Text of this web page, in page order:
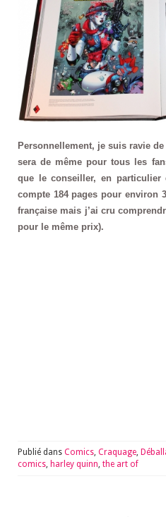
Personnellement, je suis ravie
sera de même pour tous les
que le conseiller, en particulier
compte 184 pages pour environ
française mais j’ai cru
pour le même prix).
Publié dans Comics, Craquage,
comics, harley quinn, the art of